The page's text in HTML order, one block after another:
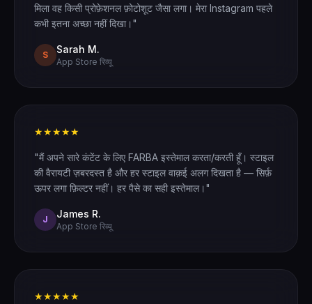
मिला वह किसी प्रोफ़ेशनल फ़ोटोशूट जैसा लगा। मेरा Instagram पहले
कभी इतना अच्छा नहीं दिखा।"
S Sarah M.
App Store रिव्यू
★★★★★
"मैं अपने सारे कंटेंट के लिए FARBA इस्तेमाल करता/करती हूँ। स्टाइल
की वैरायटी ज़बरदस्त है और हर स्टाइल वाक़ई अलग दिखता है — सिर्फ़
ऊपर लगा फ़िल्टर नहीं। हर पैसे का सही इस्तेमाल।"
J James R.
App Store रिव्यू
★★★★★